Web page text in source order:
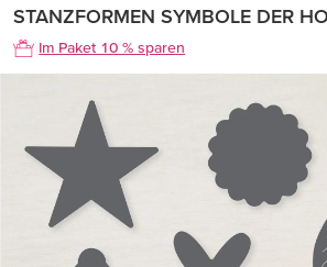
STANZFORMEN SYMBOLE DER
Im Paket 10 % sparen